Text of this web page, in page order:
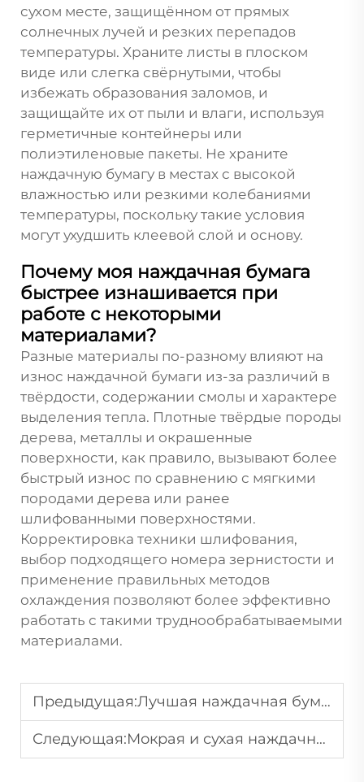
сухом месте, защищённом от прямых
солнечных лучей и резких перепадов
температуры. Храните листы в плоском
виде или слегка свёрнутыми, чтобы
избежать образования заломов, и
защищайте их от пыли и влаги, используя
герметичные контейнеры или
полиэтиленовые пакеты. Не храните
наждачную бумагу в местах с высокой
влажностью или резкими колебаниями
температуры, поскольку такие условия
могут ухудшить клеевой слой и основу.
Почему моя наждачная бумага
быстрее изнашивается при
работе с некоторыми
материалами?
Разные материалы по-разному влияют на
износ наждачной бумаги из-за различий в
твёрдости, содержании смолы и характере
выделения тепла. Плотные твёрдые породы
дерева, металлы и окрашенные
поверхности, как правило, вызывают более
быстрый износ по сравнению с мягкими
породами дерева или ранее
шлифованными поверхностями.
Корректировка техники шлифования,
выбор подходящего номера зернистости и
применение правильных методов
охлаждения позволяют более эффективно
работать с такими труднообрабатываемыми
материалами.
Предыдущая:Лучшая наждачная бумага для дерева: профессиональные советы и рекомендации
Следующая:Мокрая и сухая наждачная бумага: когда какую использовать?